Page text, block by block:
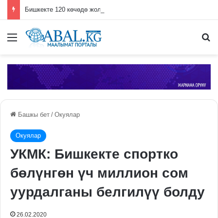
Бишкекте 120 көчөдө жол оңдоо иштери жүрүп жатат
Меню
Башкы бет / Окуялар
Окуялар
УКМК: Бишкекте спортко
бөлүнгөн үч миллион сом
уурдалганы белгилүү болду
26.02.2020